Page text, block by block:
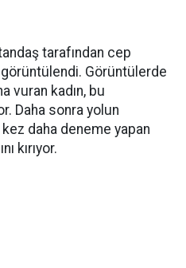
tarafından cep
Görüntülerde
vuran kadın, bu
Daha sonra yolun
kez daha deneme yapan
kırıyor.